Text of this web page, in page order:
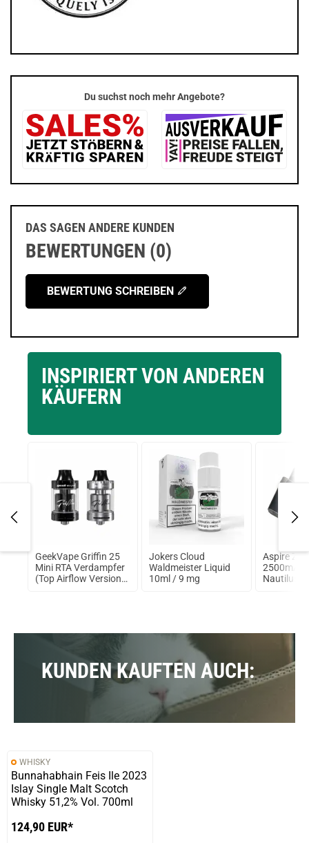
Du suchst noch mehr Angebote?
DAS SAGEN ANDERE KUNDEN
BEWERTUNGEN (0)
BEWERTUNG SCHREIBEN
INSPIRIERT VON ANDEREN
KÄUFERN
GeekVape Griffin 25
Mini RTA Verdampfer
(Top Airflow Version)
Jokers Cloud
Waldmeister Liquid
10ml / 9 mg
Aspire
2500mAh
Nautilus 2
KUNDEN KAUFTEN AUCH:
WHISKY
Bunnahabhain Feis Ile 2023
Islay Single Malt Scotch
Whisky 51,2% Vol. 700ml
124,90 EUR*